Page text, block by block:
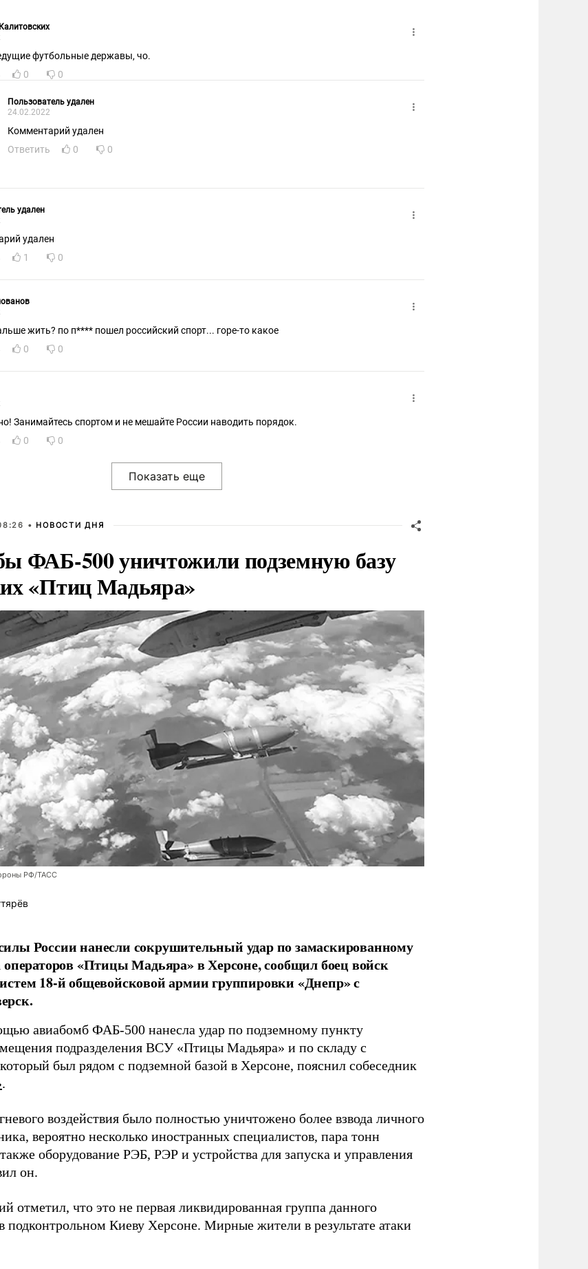
футбольные державы, чо.
0 0
Пользователь удален
24.02.2022
Комментарий удален
Ответить
0 0
удален
удален
1 0
жить? по п**** пошел российский спорт... горе-то какое
0 0
Занимайтесь спортом и не мешайте России наводить порядок.
0 0
• НОВОСТИ ДНЯ
ФАБ-500 уничтожили подземную базу
«Птиц Мадьяра»
РФ/ТАСС
России нанесли сокрушительный удар по замаскированному
операторов «Птицы Мадьяра» в Херсоне, сообщил боец войск
18-й общевойсковой армии группировки «Днепр» с
авиабомб ФАБ-500 нанесла удар по подземному пункту
подразделения ВСУ «Птицы Мадьяра» и по складу с
был рядом с подземной базой в Херсоне, пояснил собеседник
.
воздействия было полностью уничтожено более взвода личного
вероятно несколько иностранных специалистов, пара тонн
оборудование РЭБ, РЭР и устройства для запуска и управления
он.
отметил, что это не первая ликвидированная группа данного
подконтрольном Киеву Херсоне. Мирные жители в результате атаки